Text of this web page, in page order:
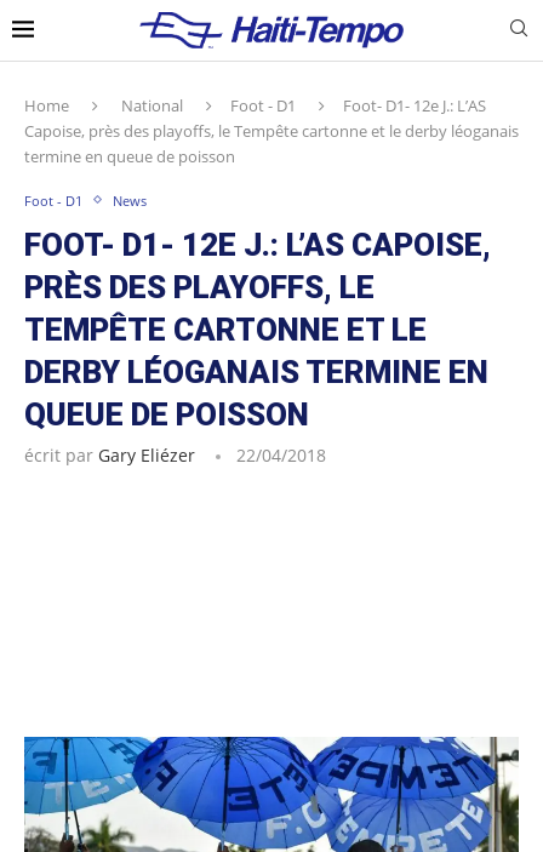
Home National Foot - D1
Foot- D1- 12e J.: L’AS
Capoise, près des playoffs, le Tempête cartonne et le derby léoganais
termine en queue de poisson
Foot - D1 News
FOOT- D1- 12E J.: L’AS CAPOISE,
PRÈS DES PLAYOFFS, LE
TEMPÊTE CARTONNE ET LE
DERBY LÉOGANAIS TERMINE EN
QUEUE DE POISSON
écrit par Gary Eliézer 22/04/2018